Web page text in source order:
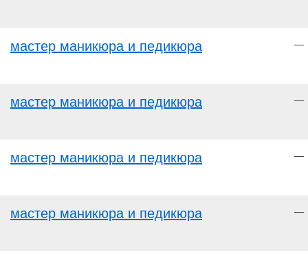
мастер маникюра и педикюра —
мастер маникюра и педикюра —
мастер маникюра и педикюра —
мастер маникюра и педикюра —